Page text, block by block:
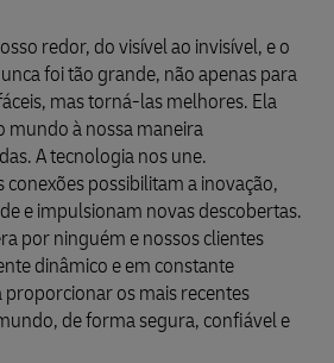
redor, do visível ao invisível, e o
foi tão grande, não apenas para
mas torná-las melhores. Ela
mundo à nossa maneira
A tecnologia nos une.
conexões possibilitam a inovação,
e impulsionam novas descobertas.
por ninguém e nossos clientes
dinâmico e em constante
os mais recentes
de forma segura, confiável e